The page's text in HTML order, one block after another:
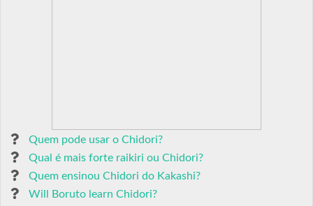
Quem pode usar o Chidori?
Qual é mais forte raikiri ou Chidori?
Quem ensinou Chidori do Kakashi?
Will Boruto learn Chidori?